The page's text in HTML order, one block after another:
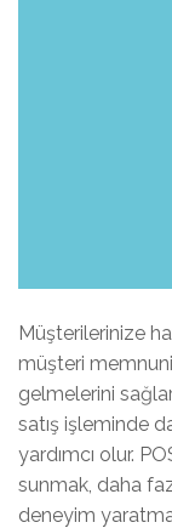
Müşterilerinize
müşteri
gelmelerini
satış işleminde
yardımcı olur.
sunmak, daha
deneyim